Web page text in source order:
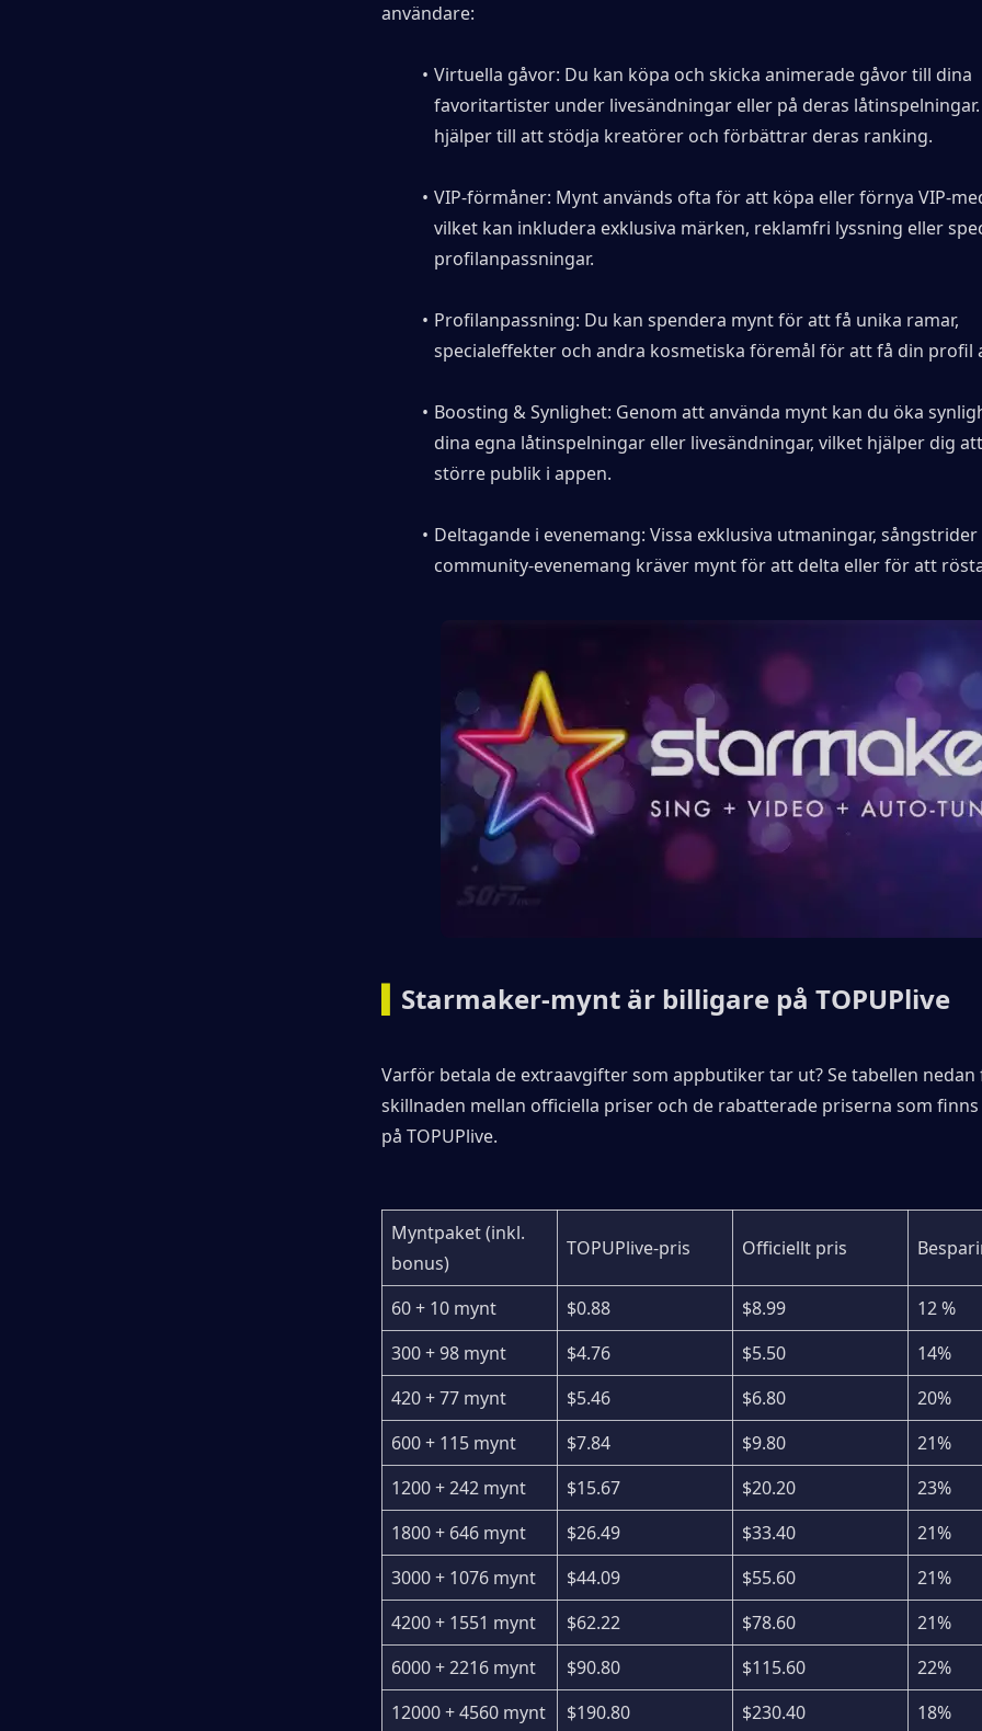
användare:
Virtuella gåvor: Du kan köpa och skicka animerade gåvor till dina
favoritartister under livesändningar eller på deras
hjälper till att stödja kreatörer och förbättrar deras ranking.
VIP-förmåner: Mynt används ofta för att köpa eller förnya VIP-
vilket kan inkludera exklusiva märken, reklamfri lyssning eller
profilanpassningar.
Profilanpassning: Du kan spendera mynt för att få unika ramar,
specialeffekter och andra kosmetiska föremål för att få din profil
Boosting & Synlighet: Genom att använda mynt kan du öka
dina egna låtinspelningar eller livesändningar, vilket hjälper dig
större publik i appen.
Deltagande i evenemang: Vissa exklusiva utmaningar,
community-evenemang kräver mynt för att delta eller för att
Starmaker-mynt är billigare på TOPUPlive
Varför betala de extraavgifter som appbutiker tar ut? Se tabellen
skillnaden mellan officiella priser och de rabatterade priserna som
på TOPUPlive.
Myntpaket (inkl.
bonus)
TOPUPlive-pris Officiellt pris
60 + 10 mynt $0.88 $8.99
12 %
300 + 98 mynt
$4.76 $5.50
14%
420 + 77 mynt
$5.46 $6.80
20%
600 + 115 mynt
$7.84 $9.80
21%
1200 + 242 mynt
$15.67 $20.20
23%
1800 + 646 mynt
$26.49 $33.40
21%
3000 + 1076 mynt
$44.09 $55.60
21%
4200 + 1551 mynt
$62.22 $78.60
21%
6000 + 2216 mynt
$90.80 $115.60
22%
12000 + 4560 mynt
$190.80 $230.40 18%